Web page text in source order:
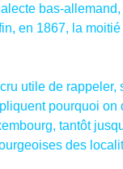
bas-
en 1867, la
utile de rappeler,
pourquoi
tantôt
des